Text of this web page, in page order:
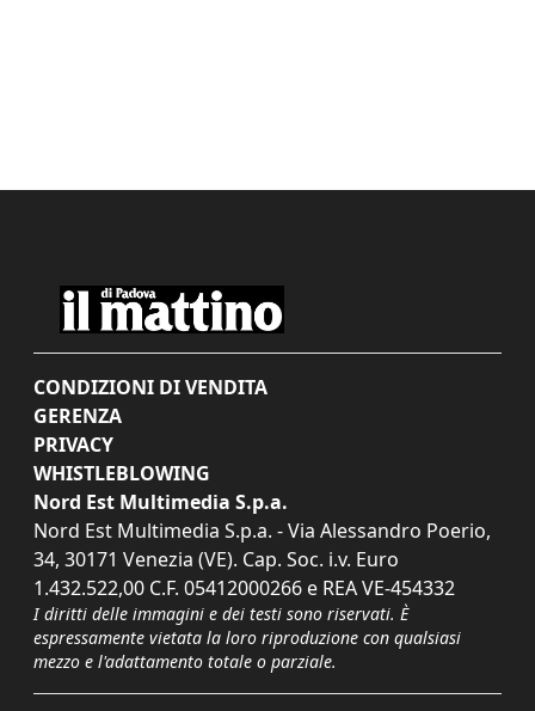
CONDIZIONI DI VENDITA
GERENZA
PRIVACY
WHISTLEBLOWING
Nord Est Multimedia S.p.a.
Nord Est Multimedia S.p.a. - Via Alessandro Poerio,
34, 30171 Venezia (VE). Cap. Soc. i.v. Euro
1.432.522,00 C.F. 05412000266 e REA VE-454332
I diritti delle immagini e dei testi sono riservati. È
espressamente vietata la loro riproduzione con qualsiasi
mezzo e l'adattamento totale o parziale.